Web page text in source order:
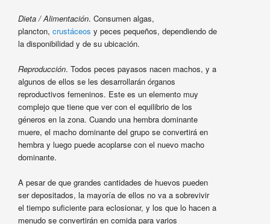
Dieta / Alimentación. Consumen algas,
plancton, crustáceos y peces pequeños, dependiendo de
la disponibilidad y de su ubicación.
Reproducción. Todos peces payasos nacen machos, y a
algunos de ellos se les desarrollarán órganos
reproductivos femeninos. Este es un elemento muy
complejo que tiene que ver con el equilibrio de los
géneros en la zona. Cuando una hembra dominante
muere, el macho dominante del grupo se convertirá en
hembra y luego puede acoplarse con el nuevo macho
dominante.
A pesar de que grandes cantidades de huevos pueden
ser depositados, la mayoría de ellos no va a sobrevivir
el tiempo suficiente para eclosionar, y los que lo hacen a
menudo se convertirán en comida para varios